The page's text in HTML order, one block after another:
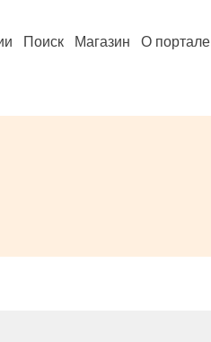
Поиск Магазин О портале